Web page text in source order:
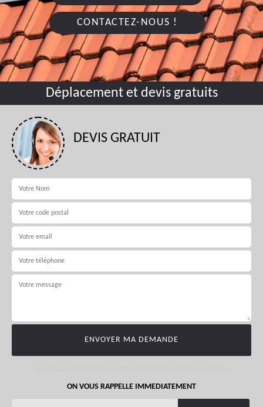
CONTACTEZ-NOUS !
Déplacement et devis gratuits
DEVIS GRATUIT
ON VOUS RAPPELLE IMMEDIATEMENT